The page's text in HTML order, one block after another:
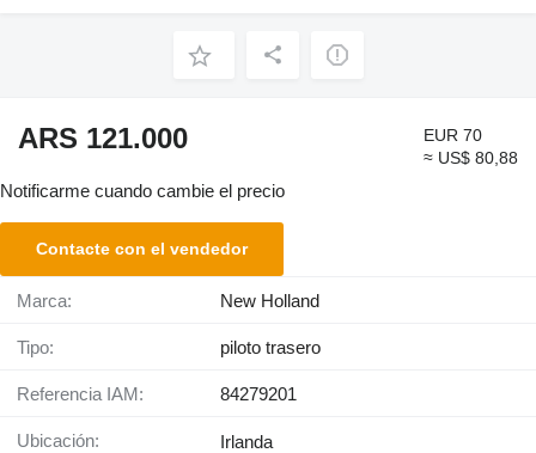
ARS 121.000
EUR 70
≈ US$ 80,88
Notificarme cuando cambie el precio
Contacte con el vendedor
Marca: New Holland
Tipo: piloto trasero
Referencia IAM: 84279201
Ubicación:
Irlanda